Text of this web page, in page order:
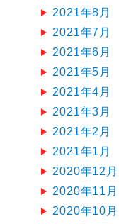
2021年8月
2021年7月
2021年6月
2021年5月
2021年4月
2021年3月
2021年2月
2021年1月
2020年12月
2020年11月
2020年10月